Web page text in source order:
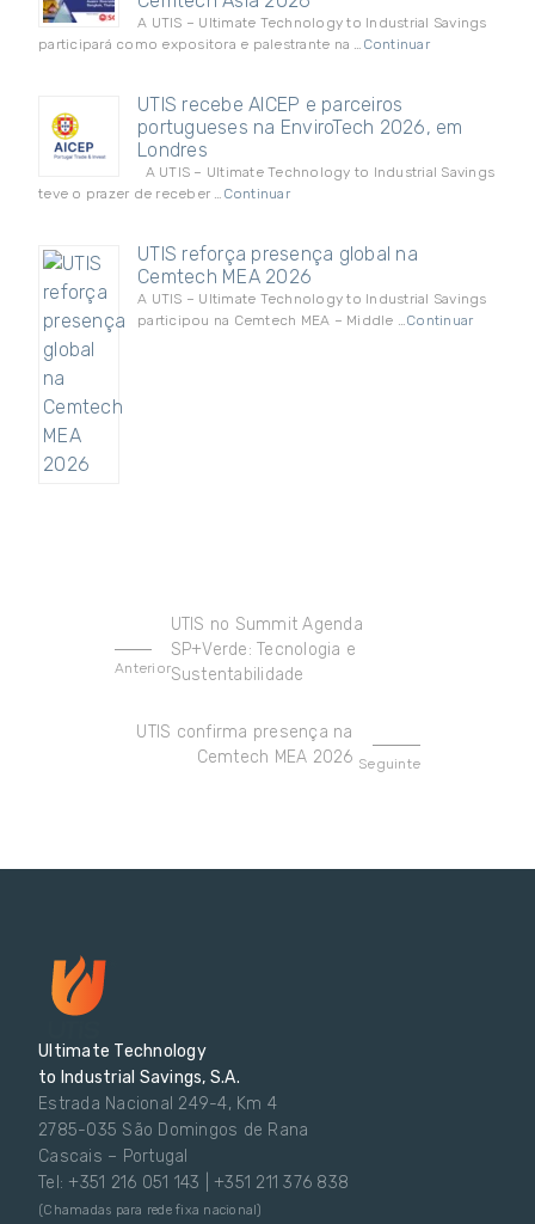
A UTIS – Ultimate Technology to Industrial Savings
participará como expositora e palestrante na … Continuar
UTIS recebe AICEP e parceiros
portugueses na EnviroTech 2026, em
Londres
A UTIS – Ultimate Technology to Industrial Savings
teve o prazer de receber … Continuar
UTIS reforça presença global na
Cemtech MEA 2026
A UTIS – Ultimate Technology to Industrial Savings
participou na Cemtech MEA – Middle …Continuar
Anterior
UTIS no Summit Agenda
SP+Verde: Tecnologia e
Sustentabilidade
Seguinte
UTIS confirma presença na
Cemtech MEA 2026
Ultimate Technology
to Industrial Savings, S.A.
Estrada Nacional 249-4, Km 4
2785-035 São Domingos de Rana
Cascais – Portugal
Tel: +351 216 051 143 | +351 211 376 838
(Chamadas para rede fixa nacional)